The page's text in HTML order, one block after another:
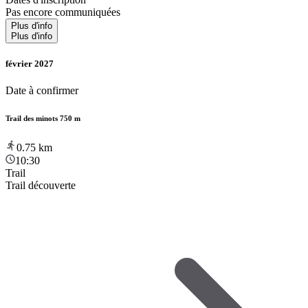
Pas encore communiquées
Plus d'info
Plus d'info
février 2027
Date à confirmer
Trail des minots 750 m
0.75 km
10:30
Trail
Trail découverte